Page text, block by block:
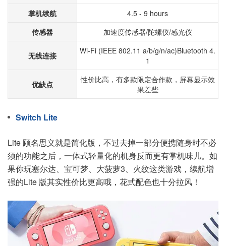
掌机续航
4.5 - 9 hours
传感器
加速度传感器/陀螺仪/感光仪
无线连接 Wi-Fi (IEEE 802.11 a/b/g/n/ac)Bluetooth 4.
1
优缺点
性价比高，有多款限定合作款，屏幕显示效
果差些
Switch Lite
Lite 顾名思义就是简化版，不过去掉一部分便携随身时不必
须的功能之后，一体式轻量化的机身反而更有掌机味儿。如
果你玩塞尔达、宝可梦、大菠萝3、火纹这类游戏，续航增
强的Lite 版其实性价比更高哦，花式配色也十分拉风！